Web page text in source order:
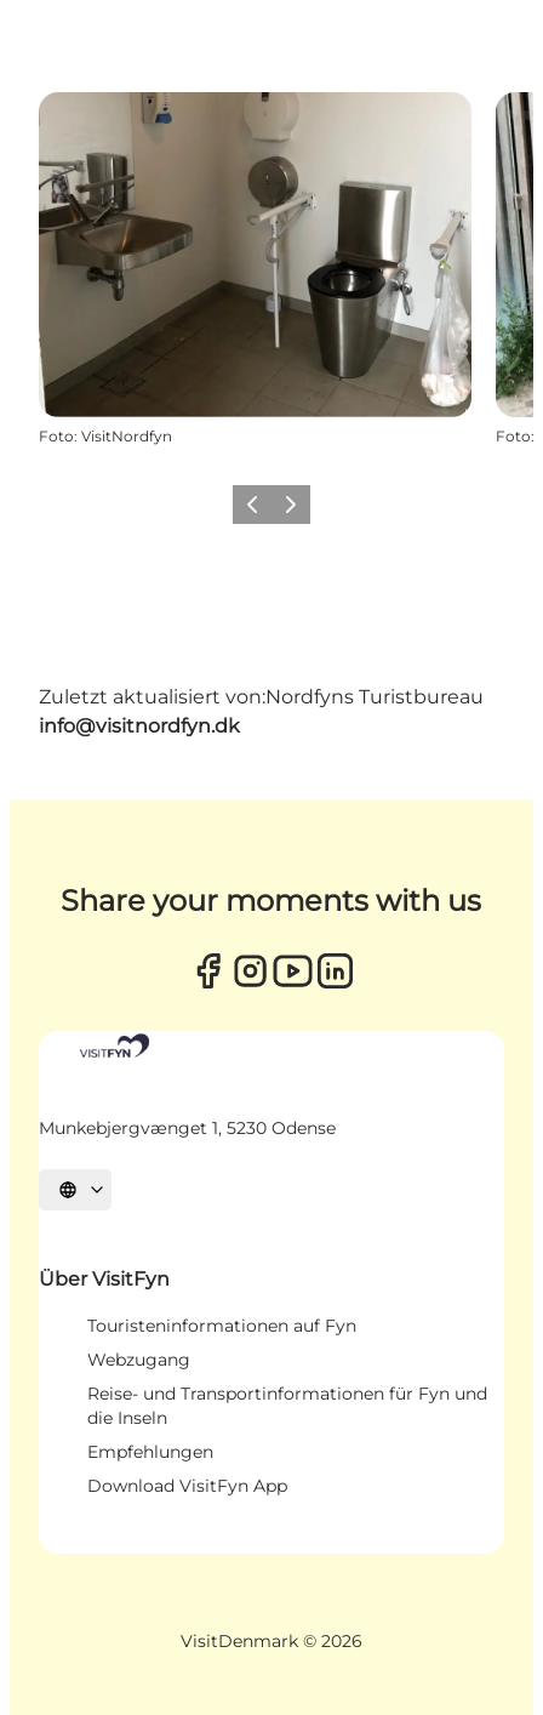
Foto: VisitNordfyn Foto:
ZurückWeiter
Zuletzt aktualisiert von:Nordfyns Turistbureau
info@visitnordfyn.dk
Share your moments with us
Munkebjergvænget 1, 5230 Odense
Sprache auswählen
Über VisitFyn
Touristeninformationen auf Fyn
Webzugang
Reise- und Transportinformationen für Fyn und
die Inseln
Empfehlungen
Download VisitFyn App
VisitDenmark © 2026